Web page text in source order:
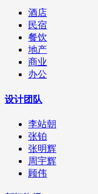
酒店
民宿
餐饮
地产
商业
办公
设计团队
李站朝
张铂
张明辉
周宇辉
顾伟